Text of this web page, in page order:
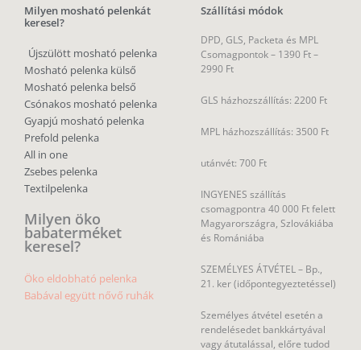
Milyen mosható pelenkát
keresel?
Újszülött mosható pelenka
Mosható pelenka külső
Mosható pelenka belső
Csónakos mosható pelenka
Gyapjú mosható pelenka
Prefold pelenka
All in one
Zsebes pelenka
Textilpelenka
Milyen öko
babaterméket
keresel?
Öko eldobható pelenka
Babával együtt nővő ruhák
Szállítási módok
DPD, GLS, Packeta és MPL
Csomagpontok – 1390 Ft –
2990 Ft
GLS házhozszállítás: 2200 Ft
MPL házhozszállítás: 3500 Ft
utánvét: 700 Ft
INGYENES szállítás
csomagpontra 40 000 Ft felett
Magyarországra, Szlovákiába
és Romániába
SZEMÉLYES ÁTVÉTEL – Bp.,
21. ker (időpontegyeztetéssel)
Személyes átvétel esetén a
rendelésedet bankkártyával
vagy átutalással, előre tudod